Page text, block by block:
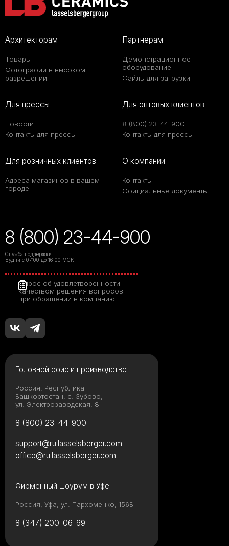
Архитекторам
Товары
Фотографии в высоком
разрешении
Партнерам
Демонстрационное
оборудование
Файлы для загрузки
Для прессы
Новости
Контакты для прессы
Для оптовых клиентов
8 (800) 23-44-900
Контакты для прессы
Для розничных клиентов
Адреса магазинов в вашем
городе
О компании
Контакты
Официальные документы
8 (800) 23-44-900
Служба поддержки
Будни с 07:00 до 16:00 МСК
Опрос об удовлетворенности
качеством решения вопросов
при обращении в компанию
Головной офис и производство
Россия, Республика
Башкортостан, с. Зубово,
ул. Электрозаводская, 8
8 (800) 23-44-900
Фирменный шоурум в Уфе
Россия, Уфа, ул. Пархоменко, 156Б
8 (347) 200-06-69
support@ru.lasselsberger.com
office@ru.lasselsberger.com